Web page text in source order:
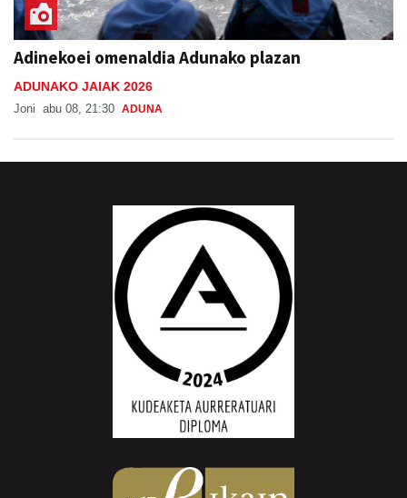
Adinekoei omenaldia Adunako plazan
ADUNAKO JAIAK 2026
Joni abu 08, 21:30 ADUNA